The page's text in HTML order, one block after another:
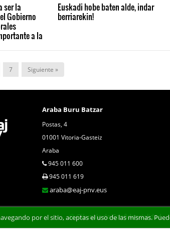
ser la
Gobierno
a la
Euskadi hobe baten alde, indar
berriarekin!
7 Siguiente »
Araba Buru Batzar
Postas, 4
01001 Vitoria-Gasteiz
Araba
945 011 600
945 011 619
araba@eaj-pnv.eus
Cláusula de Confidencialidad
por el sitio, aceptas el uso de las mismas.